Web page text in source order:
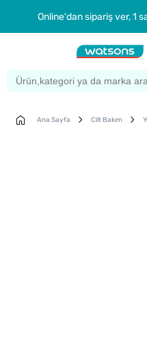
Online'dan sipariş ver, 1
Ana Sayfa Cilt Bakım